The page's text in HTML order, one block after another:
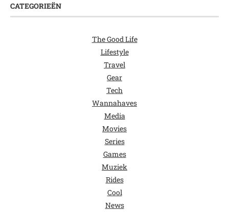
CATEGORIEËN
The Good Life
Lifestyle
Travel
Gear
Tech
Wannahaves
Media
Movies
Series
Games
Muziek
Rides
Cool
News